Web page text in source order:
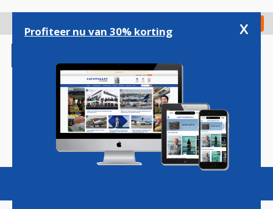
gaan
Check in
Magazine Podcasts Vacatures
Profiteer nu van 30% korting x